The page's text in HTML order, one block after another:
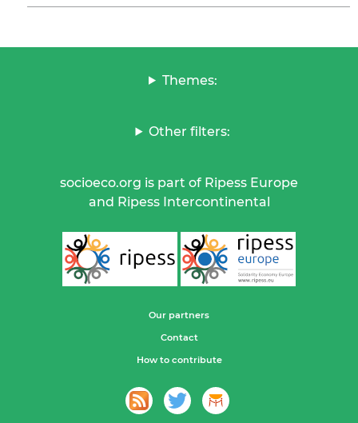
Themes:
Other filters:
socioeco.org is part of Ripess Europe
and Ripess Intercontinental
Our partners
Contact
How to contribute